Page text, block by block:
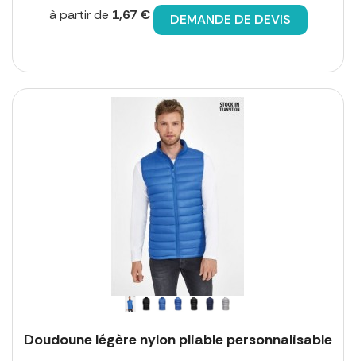
à partir de 1,67 € DEMANDE DE DEVIS
Doudoune légère nylon pliable personnalisable